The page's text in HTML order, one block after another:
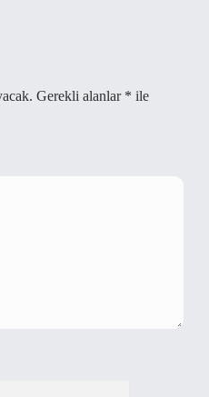
Gerekli alanlar * ile